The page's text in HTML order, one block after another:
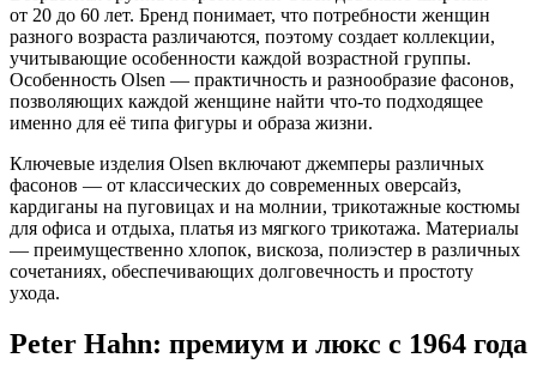
от 20 до 60 лет. Бренд понимает, что потребности женщин
разного возраста различаются, поэтому создает коллекции,
учитывающие особенности каждой возрастной группы.
Особенность Olsen — практичность и разнообразие фасонов,
позволяющих каждой женщине найти что-то подходящее
именно для её типа фигуры и образа жизни.
Ключевые изделия Olsen включают джемперы различных
фасонов — от классических до современных оверсайз,
кардиганы на пуговицах и на молнии, трикотажные костюмы
для офиса и отдыха, платья из мягкого трикотажа. Материалы
— преимущественно хлопок, вискоза, полиэстер в различных
сочетаниях, обеспечивающих долговечность и простоту
ухода.
Peter Hahn: премиум и люкс с 1964 года